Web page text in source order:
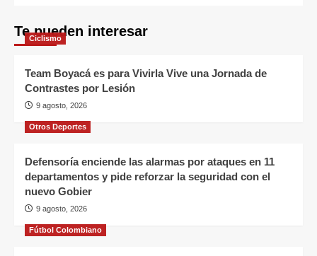
Te pueden interesar
Ciclismo
Team Boyacá es para Vivirla Vive una Jornada de
Contrastes por Lesión
9 agosto, 2026
Otros Deportes
Defensoría enciende las alarmas por ataques en 11
departamentos y pide reforzar la seguridad con el
nuevo Gobier
9 agosto, 2026
Fútbol Colombiano